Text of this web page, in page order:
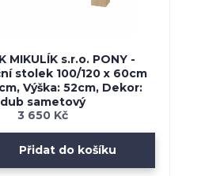
MIKULÍK s.r.o. PONY -
stolek 100/120 x 60cm
Výška: 52cm, Dekor:
dub sametový
3 650 Kč
Přidat do košíku